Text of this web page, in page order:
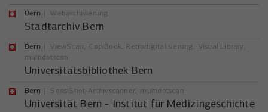
Bern Webarchivierung
Stadtarchiv Bern
Bern ViewScan CopiBook Retrodigitalisierung
Visual Library
multidotscan
Universitätsbibliothek Bern
Bern SensiShot-Archivscanner multidotscan
Universität Bern - Institut für Medizingeschichte